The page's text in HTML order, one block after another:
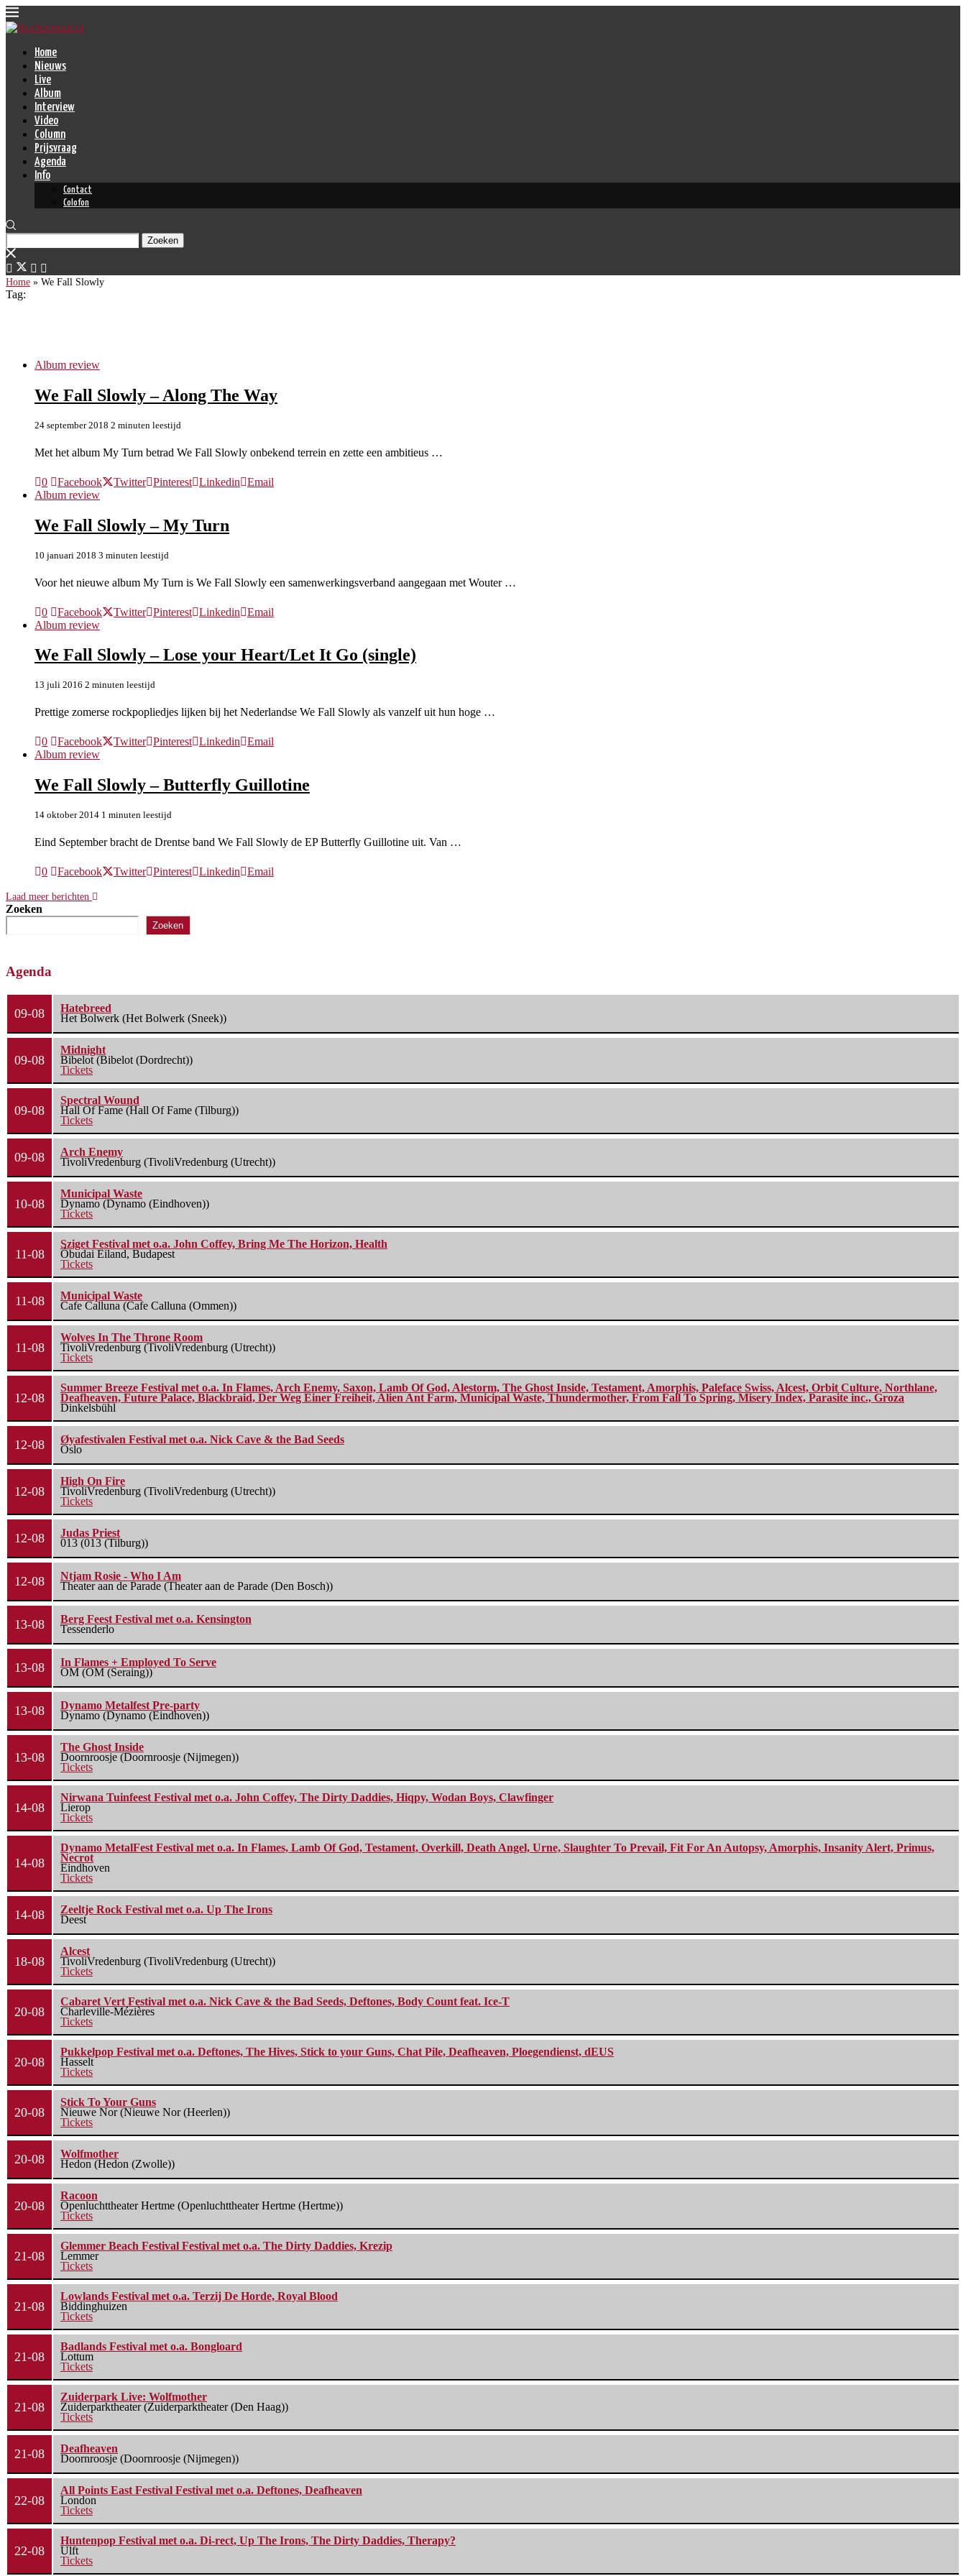
Home
Nieuws
Live
Album
Interview
Video
Column
Prijsvraag
Agenda
Info
Contact
Colofon
Zoeken
Home » We Fall Slowly
Tag:
Album review
We Fall Slowly – Along The Way
24 september 2018 2 minuten leestijd
Met het album My Turn betrad We Fall Slowly onbekend terrein en zette een ambitieus …
0 Facebook Twitter Pinterest Linkedin
Email
Album review
We Fall Slowly – My Turn
10 januari 2018 3 minuten leestijd
Voor het nieuwe album My Turn is We Fall Slowly een samenwerkingsverband aangegaan met Wouter …
0 Facebook Twitter Pinterest Linkedin
Email
Album review
We Fall Slowly – Lose your Heart/Let It Go (single)
13 juli 2016 2 minuten leestijd
Prettige zomerse rockpopliedjes lijken bij het Nederlandse We Fall Slowly als vanzelf uit hun hoge …
0 Facebook Twitter Pinterest Linkedin
Email
Album review
We Fall Slowly – Butterfly Guillotine
14 oktober 2014 1 minuten leestijd
Eind September bracht de Drentse band We Fall Slowly de EP Butterfly Guillotine uit. Van …
0 Facebook Twitter Pinterest Linkedin Email
Laad meer berichten
Zoeken
Zoeken
Agenda
09-08
Hatebreed
Het Bolwerk (Het Bolwerk (Sneek))
09-08
Midnight
Bibelot (Bibelot (Dordrecht))
Tickets
09-08
Spectral Wound
Hall Of Fame (Hall Of Fame (Tilburg))
Tickets
09-08
Arch Enemy
TivoliVredenburg (TivoliVredenburg (Utrecht))
10-08
Municipal Waste
Dynamo (Dynamo (Eindhoven))
Tickets
11-08
Sziget Festival met o.a. John Coffey, Bring Me The Horizon, Health
Óbudai Eiland, Budapest
Tickets
11-08
Municipal Waste
Cafe Calluna (Cafe Calluna (Ommen))
11-08
Wolves In The Throne Room
TivoliVredenburg (TivoliVredenburg (Utrecht))
Tickets
12-08
Summer Breeze Festival met o.a. In Flames, Arch Enemy, Saxon, Lamb Of God, Alestorm, The Ghost Inside, Testament, Amorphis, Paleface Swiss, Alcest, Orbit Culture, Northlane,
Deafheaven, Future Palace, Blackbraid, Der Weg Einer Freiheit, Alien Ant Farm, Municipal Waste, Thundermother, From Fall To Spring, Misery Index, Parasite inc., Groza
Dinkelsbühl
12-08
Øyafestivalen Festival met o.a. Nick Cave & the Bad Seeds
Oslo
12-08
High On Fire
TivoliVredenburg (TivoliVredenburg (Utrecht))
Tickets
12-08
Judas Priest
013 (013 (Tilburg))
12-08
Ntjam Rosie - Who I Am
Theater aan de Parade (Theater aan de Parade (Den Bosch))
13-08
Berg Feest Festival met o.a. Kensington
Tessenderlo
13-08
In Flames + Employed To Serve
OM (OM (Seraing))
13-08
Dynamo Metalfest Pre-party
Dynamo (Dynamo (Eindhoven))
13-08
The Ghost Inside
Doornroosje (Doornroosje (Nijmegen))
Tickets
14-08
Nirwana Tuinfeest Festival met o.a. John Coffey, The Dirty Daddies, Hiqpy, Wodan Boys, Clawfinger
Lierop
Tickets
14-08
Dynamo MetalFest Festival met o.a. In Flames, Lamb Of God, Testament, Overkill, Death Angel, Urne, Slaughter To Prevail, Fit For An Autopsy, Amorphis, Insanity Alert, Primus,
Necrot
Eindhoven
Tickets
14-08
Zeeltje Rock Festival met o.a. Up The Irons
Deest
18-08
Alcest
TivoliVredenburg (TivoliVredenburg (Utrecht))
Tickets
20-08
Cabaret Vert Festival met o.a. Nick Cave & the Bad Seeds, Deftones, Body Count feat. Ice-T
Charleville-Mézières
Tickets
20-08
Pukkelpop Festival met o.a. Deftones, The Hives, Stick to your Guns, Chat Pile, Deafheaven, Ploegendienst, dEUS
Hasselt
Tickets
20-08
Stick To Your Guns
Nieuwe Nor (Nieuwe Nor (Heerlen))
Tickets
20-08
Wolfmother
Hedon (Hedon (Zwolle))
20-08
Racoon
Openluchttheater Hertme (Openluchttheater Hertme (Hertme))
Tickets
21-08
Glemmer Beach Festival Festival met o.a. The Dirty Daddies, Krezip
Lemmer
Tickets
21-08
Lowlands Festival met o.a. Terzij De Horde, Royal Blood
Biddinghuizen
Tickets
21-08
Badlands Festival met o.a. Bongloard
Lottum
Tickets
21-08
Zuiderpark Live: Wolfmother
Zuiderparktheater (Zuiderparktheater (Den Haag))
Tickets
21-08
Deafheaven
Doornroosje (Doornroosje (Nijmegen))
22-08
All Points East Festival Festival met o.a. Deftones, Deafheaven
London
Tickets
22-08
Huntenpop Festival met o.a. Di-rect, Up The Irons, The Dirty Daddies, Therapy?
Ulft
Tickets